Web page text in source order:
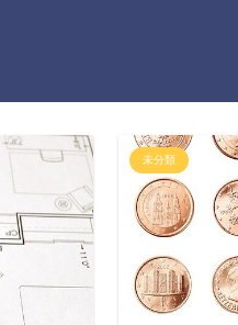
未分類